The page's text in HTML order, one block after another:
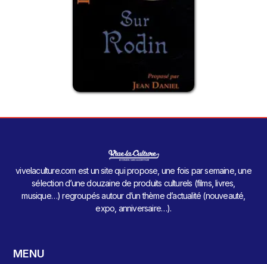
vivelaculture.com est un site qui propose, une fois par semaine, une
sélection d’une douzaine de produits culturels (films, livres,
musique…) regroupés autour d’un thème d’actualité (nouveauté,
expo, anniversaire…).
MENU